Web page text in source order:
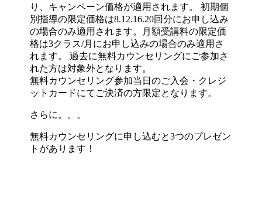
り、キャンペーン価格が適用されます。 初期個
別指導の限定価格は8.12.16.20回分にお申し込み
の場合のみ適用されます。月額受講料の限定価
格は3クラス/月にお申し込みの場合のみ適用さ
れます。 過去に無料カウンセリングにご参加さ
れた方は対象外となります。
無料カウンセリング参加当日のご入会・クレジ
ットカードにてご決済の方限定となります。
さらに。。。
無料カウンセリングに申し込むと3つのプレゼン
トがあります！